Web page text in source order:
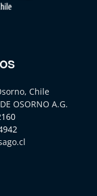
Chile
OSORNO A.G.